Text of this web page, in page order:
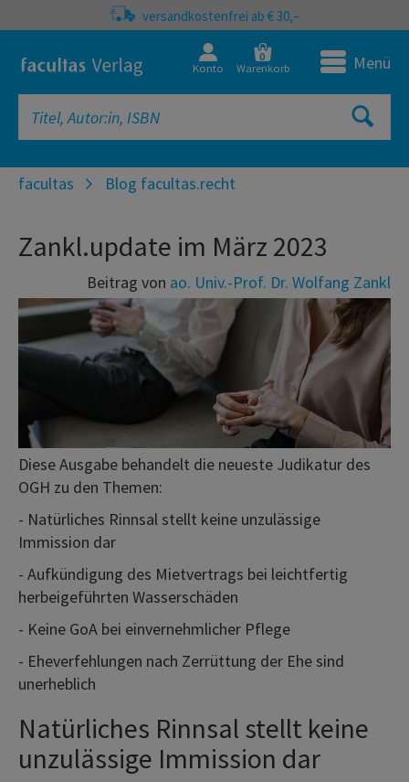
versandkostenfrei ab € 30,–
Konto
0
Warenkorb Menü
facultas Blog facultas.recht
Zankl.update im März 2023
Beitrag von ao. Univ.-Prof. Dr. Wolfang Zankl
Diese Ausgabe behandelt die neueste Judikatur des
OGH zu den Themen:
- Natürliches Rinnsal stellt keine unzulässige
Immission dar
- Aufkündigung des Mietvertrags bei leichtfertig
herbeigeführten Wasserschäden
- Keine GoA bei einvernehmlicher Pflege
- Eheverfehlungen nach Zerrüttung der Ehe sind
unerheblich
Natürliches Rinnsal stellt keine
unzulässige Immission dar